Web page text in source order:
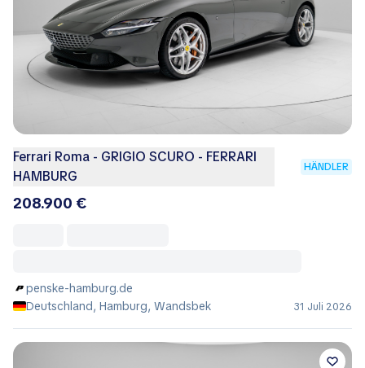
Ferrari Roma - GRIGIO SCURO - FERRARI
HAMBURG
HÄNDLER
208.900 €
penske-hamburg.de
Deutschland, Hamburg, Wandsbek
31 Juli 2026